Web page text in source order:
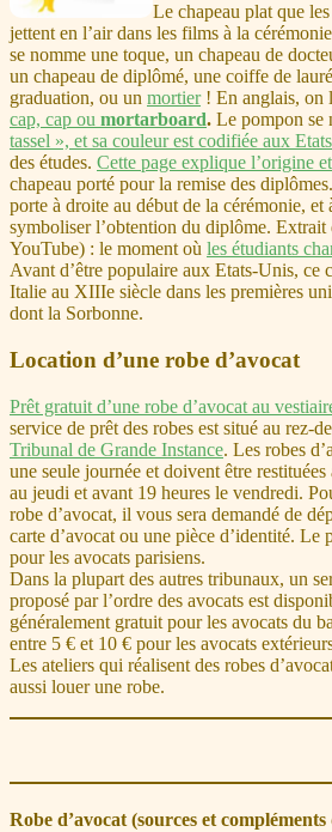
Le chapeau plat que
jettent en l’air dans les films à la
se nomme une toque, un chapeau de
un chapeau de diplômé, une coiffe de
graduation, ou un mortier! En anglais, on
cap, cap ou mortarboard. Le pompon se
tassel », et sa couleur est codifiée aux
des études. Cette page explique l’origine
chapeau porté pour la remise des
porte à droite au début de la cérémonie,
symboliser l’obtention du diplôme. Extrait
YouTube) : le moment où les étudiants
Avant d’être populaire aux Etats-Unis, ce
Italie au XIIIe siècle dans les premières
dont la Sorbonne.
Location d’une robe d’avocat
Prêt gratuit d’une robe d’avocat au
service de prêt des robes est situé au rez-
Tribunal de Grande Instance. Les robes
une seule journée et doivent être
au jeudi et avant 19 heures le vendredi.
robe d’avocat, il vous sera demandé de
carte d’avocat ou une pièce d’identité. Le
pour les avocats parisiens.
Dans la plupart des autres tribunaux, un
proposé par l’ordre des avocats est
généralement gratuit pour les avocats du
entre 5 € et 10 € pour les avocats
Les ateliers qui réalisent des robes
aussi louer une robe.
Robe d’avocat (sources et